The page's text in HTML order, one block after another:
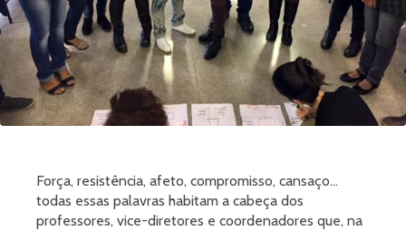
Força, resistência, afeto, compromisso, cansaço…
todas essas palavras habitam a cabeça dos
professores, vice-diretores e coordenadores que, na